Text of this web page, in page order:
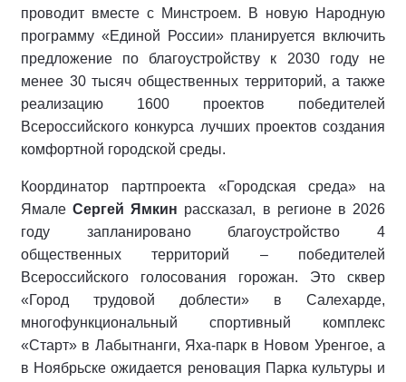
проводит вместе с Минстроем. В новую Народную
программу «Единой России» планируется включить
предложение по благоустройству к 2030 году не
менее 30 тысяч общественных территорий, а также
реализацию 1600 проектов победителей
Всероссийского конкурса лучших проектов создания
комфортной городской среды.
Координатор партпроекта «Городская среда» на
ЯмалеСергей Ямкин рассказал, в регионе в 2026
году запланировано благоустройство 4
общественных территорий – победителей
Всероссийского голосования горожан. Это сквер
«Город трудовой доблести» в Салехарде,
многофункциональный спортивный комплекс
«Старт» в Лабытнанги, Яха-парк в Новом Уренгое, а
в Ноябрьске ожидается реновация Парка культуры и